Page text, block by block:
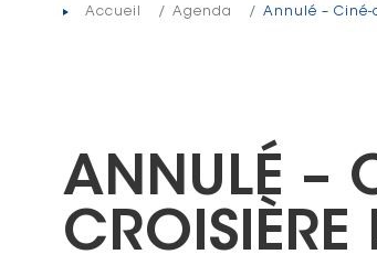
Accueil Agenda Annulé – Ciné-
ANNULÉ –